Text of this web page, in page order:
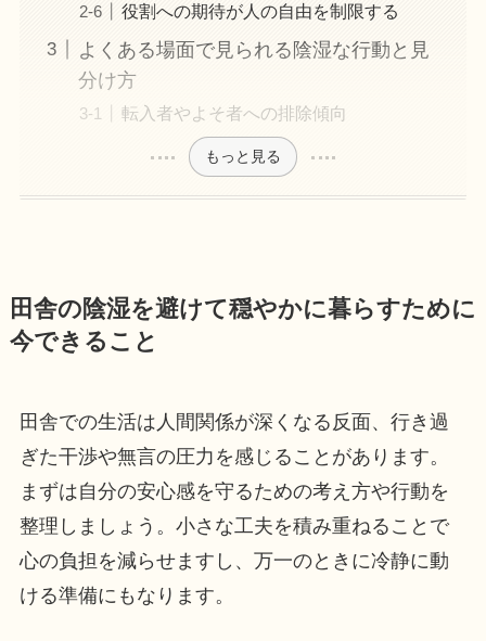
役割への期待が人の自由を制限する
よくある場面で見られる陰湿な行動と見
分け方
転入者やよそ者への排除傾向
もっと見る
田舎の陰湿を避けて穏やかに暮らすために
今できること
田舎での生活は人間関係が深くなる反面、行き過
ぎた干渉や無言の圧力を感じることがあります。
まずは自分の安心感を守るための考え方や行動を
整理しましょう。小さな工夫を積み重ねることで
心の負担を減らせますし、万一のときに冷静に動
ける準備にもなります。